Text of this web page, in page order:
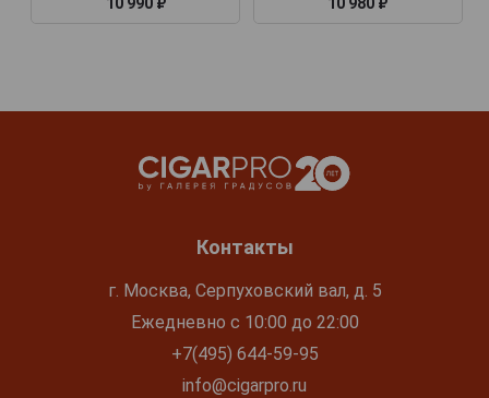
Контакты
г. Москва, Серпуховский вал, д. 5
Ежедневно с 10:00 до 22:00
+7(495) 644-59-95
info@cigarpro.ru